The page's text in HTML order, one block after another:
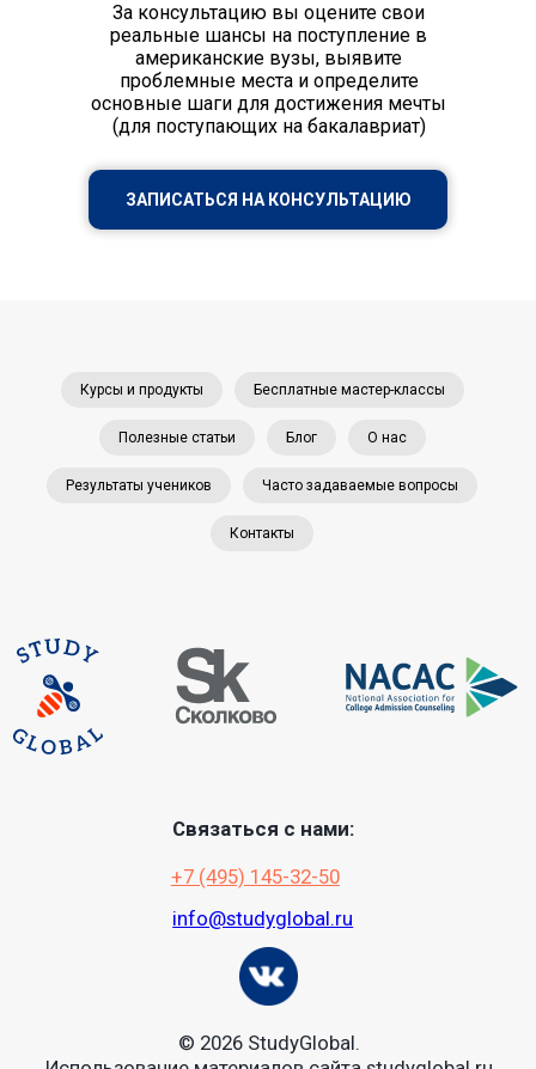
За консультацию вы оцените свои
реальные шансы на поступление в
американские вузы, выявите
проблемные места и определите
основные шаги для достижения мечты
(для поступающих на бакалавриат)
ЗАПИСАТЬСЯ НА КОНСУЛЬТАЦИЮ
Курсы и продукты Бесплатные мастер-классы
Полезные статьи Блог О нас
Результаты учеников Часто задаваемые вопросы
Контакты